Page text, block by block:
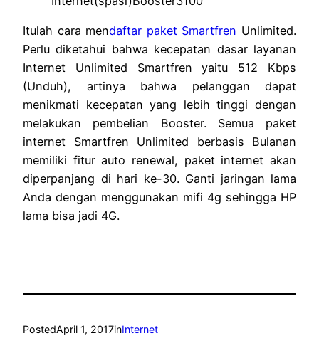
Itulah cara mendaftar paket Smartfren Unlimited.
Perlu diketahui bahwa kecepatan dasar layanan
Internet Unlimited Smartfren yaitu 512 Kbps
(Unduh), artinya bahwa pelanggan dapat
menikmati kecepatan yang lebih tinggi dengan
melakukan pembelian Booster. Semua paket
internet Smartfren Unlimited berbasis Bulanan
memiliki fitur auto renewal, paket internet akan
diperpanjang di hari ke-30. Ganti jaringan lama
Anda dengan menggunakan mifi 4g sehingga HP
lama bisa jadi 4G.
PostedApril 1, 2017inInternet